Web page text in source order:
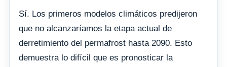
Sí. Los primeros modelos climáticos predijeron
que no alcanzaríamos la etapa actual de
derretimiento del permafrost hasta 2090. Esto
demuestra lo difícil que es pronosticar la